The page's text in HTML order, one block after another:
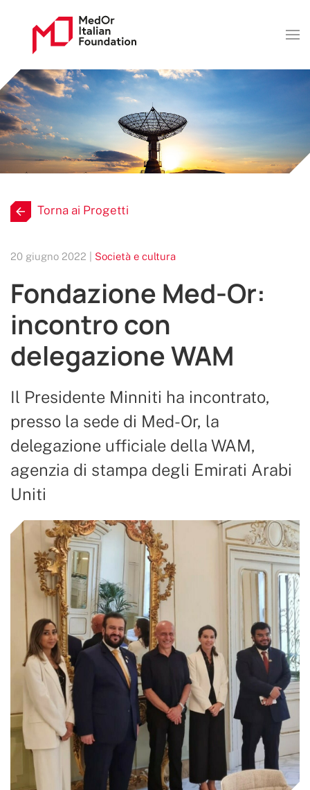
Torna ai Progetti
20 giugno 2022 | Società e cultura
Fondazione Med-Or:
incontro con
delegazione WAM
Il Presidente Minniti ha incontrato,
presso la sede di Med-Or, la
delegazione ufficiale della WAM,
agenzia di stampa degli Emirati Arabi
Uniti